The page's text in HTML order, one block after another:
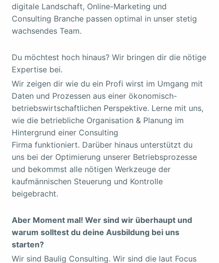
digitale Landschaft, Online-Marketing und
Consulting Branche passen optimal in unser stetig
wachsendes Team.
Du möchtest hoch hinaus? Wir bringen dir die nötige
Expertise bei.
Wir zeigen dir wie du ein Profi wirst im Umgang mit
Daten und Prozessen aus einer ökonomisch-
betriebswirtschaftlichen Perspektive. Lerne mit uns,
wie die betriebliche Organisation & Planung im
Hintergrund einer Consulting
Firma funktioniert. Darüber hinaus unterstützt du
uns bei der Optimierung unserer Betriebsprozesse
und bekommst alle nötigen Werkzeuge der
kaufmännischen Steuerung und Kontrolle
beigebracht.
Aber Moment mal! Wer sind wir überhaupt und
warum solltest du deine Ausbildung bei uns
starten?
Wir sind Baulig Consulting. Wir sind die laut Focus